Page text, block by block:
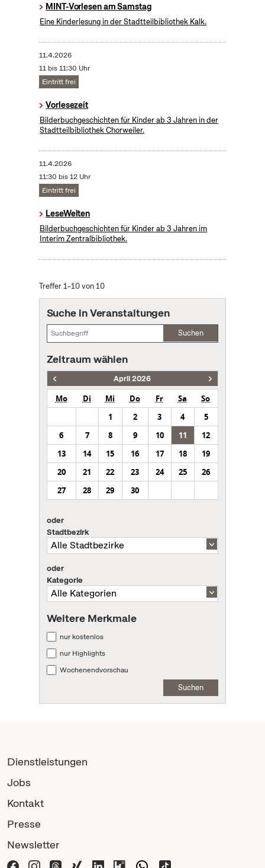
MINT-Vorlesen am Samstag
Eine Kinderlesung in der Stadtteilbibliothek Kalk.
11.4.2026
11 bis 11:30 Uhr
Eintritt frei
Vorlesezeit
Bilderbuchgeschichten für Kinder ab 3 Jahren in der
Stadtteilbibliothek Chorweiler.
11.4.2026
11:30 bis 12 Uhr
Eintritt frei
LeseWelten
Bilderbuchgeschichten für Kinder ab 3 Jahren im
Interim Zentralbibliothek.
Treffer 1–10 von 10
Suche in Veranstaltungen
Suchen
Zeitraum wählen
April 2026
Mo Di Mi Do Fr Sa
So
1
2 3 4
5
6
7 8 9 10 11
12
13
14 15 16 17 18
19
20
21 22 23 24 25
26
27
28 29 30
oder
Stadtbezirk
oder
Kategorie
Weitere Merkmale
nur kostenlos
nur Highlights
Wochenendvorschau
Suchen
Dienstleistungen
Jobs
Kontakt
Presse
Newsletter